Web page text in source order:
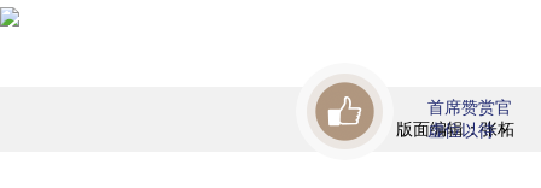
版面编辑：张柘
首席赞赏官
虚位以待